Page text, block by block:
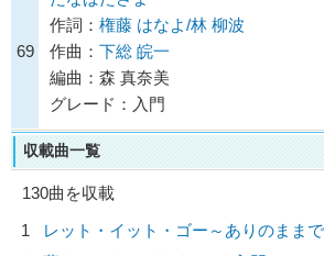
69
作詞： 権藤 はなよ/林 柳波
作曲： 下総 皖一
編曲：森 真奈美
グレード：入門
収載曲一覧
130曲を収載
1
レット・イット・ゴー～ありのまま